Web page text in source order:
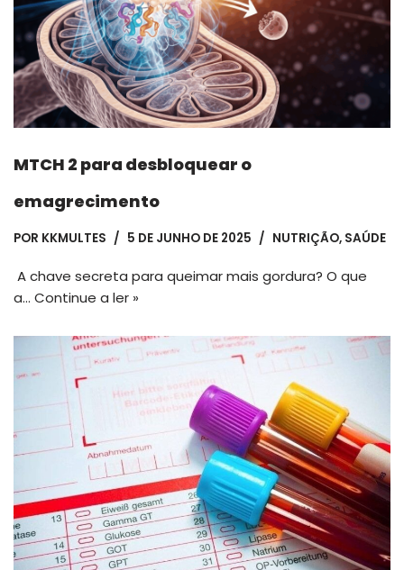
MTCH 2 para desbloquear o
emagrecimento
POR KKMULTES 5 DE JUNHO DE 2025 NUTRIÇÃO, SAÚDE
A chave secreta para queimar mais gordura? O que
a… Continue a ler »